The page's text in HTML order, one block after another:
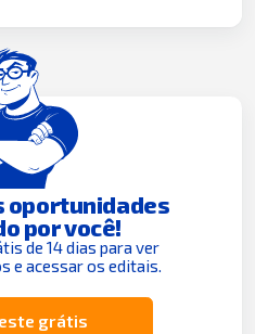
oportunidades
por você!
de 14 dias para ver
e acessar os editais.
grátis